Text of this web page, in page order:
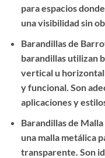
para espacios
una visibilidad sin
Barandillas de
barandillas utilizan
vertical u
y funcional. Son
aplicaciones y
Barandillas de
una malla metálica
transparente. Son